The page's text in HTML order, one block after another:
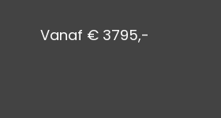
Vanaf € 3795,-